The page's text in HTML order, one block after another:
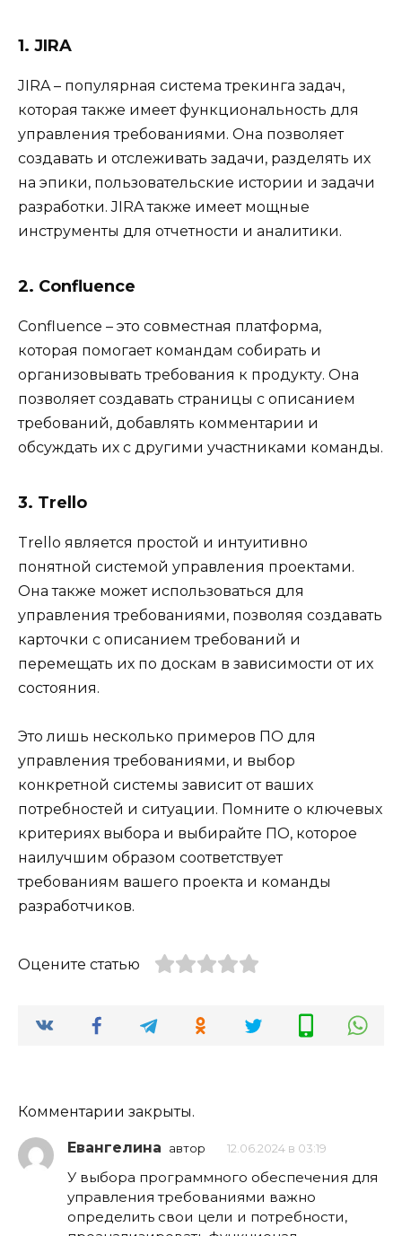
1. JIRA
JIRA – популярная система трекинга задач,
которая также имеет функциональность для
управления требованиями. Она позволяет
создавать и отслеживать задачи, разделять их
на эпики, пользовательские истории и задачи
разработки. JIRA также имеет мощные
инструменты для отчетности и аналитики.
2. Confluence
Confluence – это совместная платформа,
которая помогает командам собирать и
организовывать требования к продукту. Она
позволяет создавать страницы с описанием
требований, добавлять комментарии и
обсуждать их с другими участниками команды.
3. Trello
Trello является простой и интуитивно
понятной системой управления проектами.
Она также может использоваться для
управления требованиями, позволяя создавать
карточки с описанием требований и
перемещать их по доскам в зависимости от их
состояния.
Это лишь несколько примеров ПО для
управления требованиями, и выбор
конкретной системы зависит от ваших
потребностей и ситуации. Помните о ключевых
критериях выбора и выбирайте ПО, которое
наилучшим образом соответствует
требованиям вашего проекта и команды
разработчиков.
Оцените статью
Комментарии закрыты.
Евангелина автор 12.06.2024 в 03:19
У выбора программного обеспечения для
управления требованиями важно
определить свои цели и потребности,